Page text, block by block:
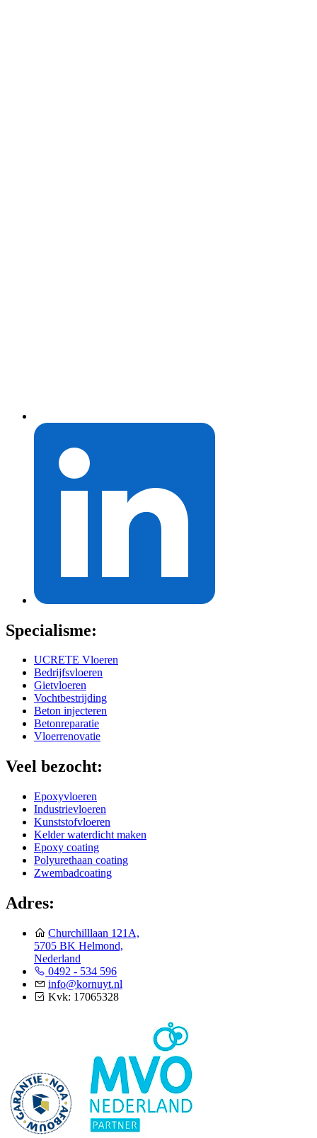
Specialisme:
UCRETE Vloeren
Bedrijfsvloeren
Gietvloeren
Vochtbestrijding
Beton injecteren
Betonreparatie
Vloerrenovatie
Veel bezocht:
Epoxyvloeren
Industrievloeren
Kunststofvloeren
Kelder waterdicht maken
Epoxy coating
Polyurethaan coating
Zwembadcoating
Adres:
Churchilllaan 121A,
5705 BK Helmond,
Nederland
0492 - 534 596
info@kornuyt.nl
Kvk: 17065328